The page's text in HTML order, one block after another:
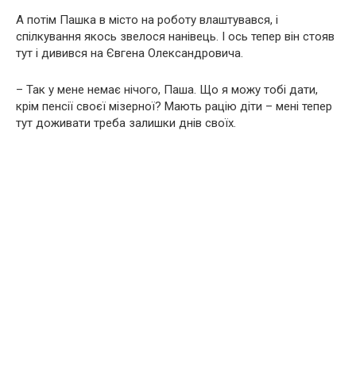
А потім Пашка в місто на роботу влаштувався, і
спілкування якось звелося нанівець. І ось тепер він стояв
тут і дивився на Євгена Олександровича.
– Так у мене немає нічого, Паша. Що я можу тобі дати,
крім пенсії своєї мізерної? Мають рацію діти – мені тепер
тут доживати треба залишки днів своїх.